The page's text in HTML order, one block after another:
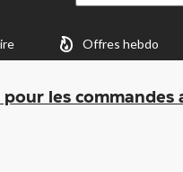
Offres hebdo
les commandes